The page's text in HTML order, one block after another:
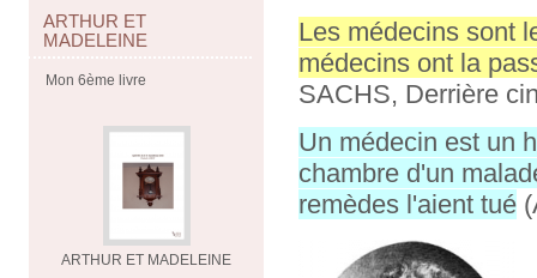
ARTHUR ET
MADELEINE
Mon 6ème livre
ARTHUR ET MADELEINE
Les médecins sont
médecins ont la
SACHS, Derrière
Un médecin est un
chambre d'un
remèdes l'aient tué